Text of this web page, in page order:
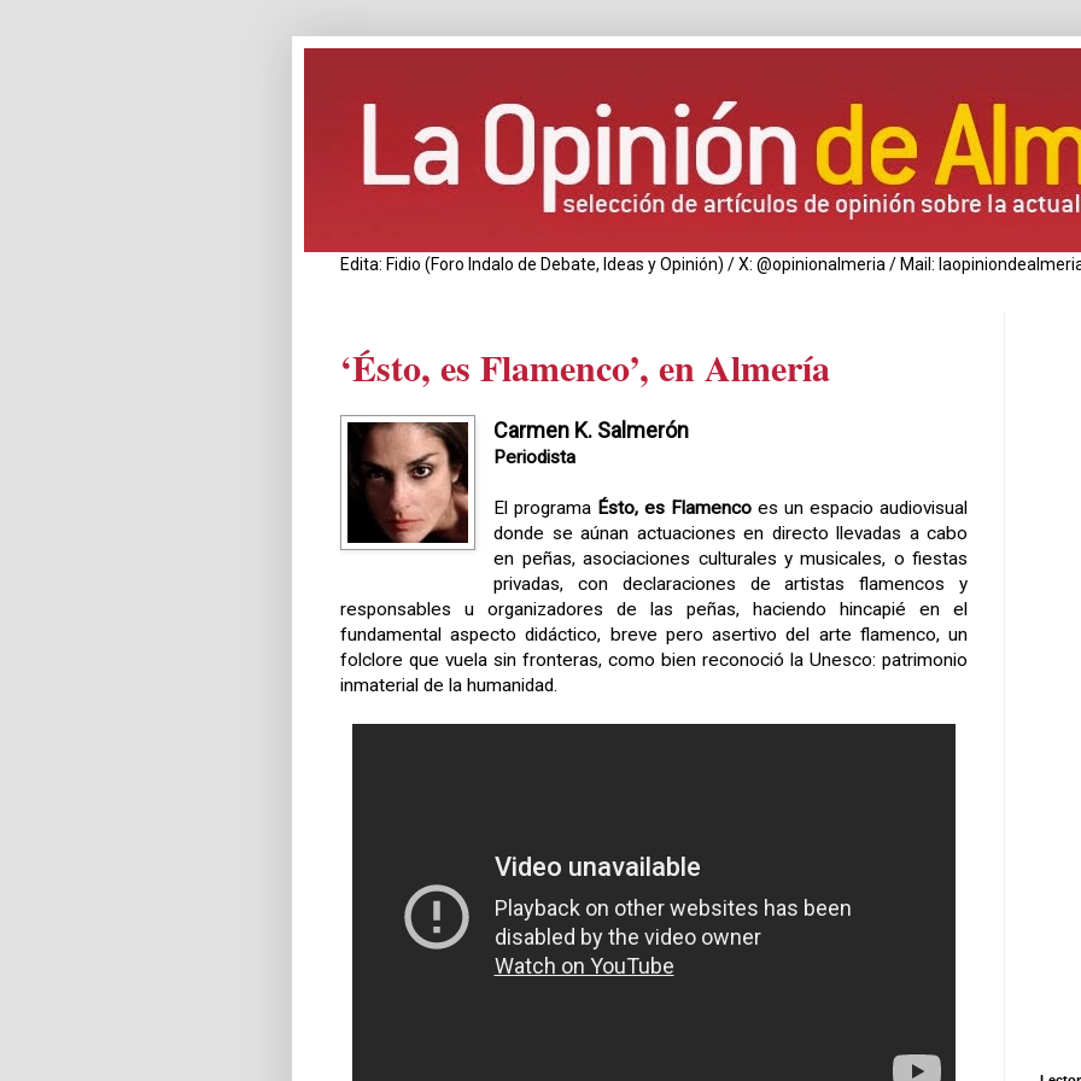
Edita: Fidio (Foro Indalo de Debate, Ideas y Opinión) / X: @opinionalmeria / Mail:
‘Ésto, es Flamenco’, en Almería
Carmen K. Salmerón
Periodista
El programa Ésto, es Flamenco es un espacio audiovisual
donde se aúnan actuaciones en directo llevadas a cabo
en peñas, asociaciones culturales y musicales, o fiestas
privadas, con declaraciones de artistas flamencos y
responsables u organizadores de las peñas, haciendo hincapié en el
fundamental aspecto didáctico, breve pero asertivo del arte flamenco, un
folclore que vuela sin fronteras, como bien reconoció la Unesco: patrimonio
inmaterial de la humanidad.